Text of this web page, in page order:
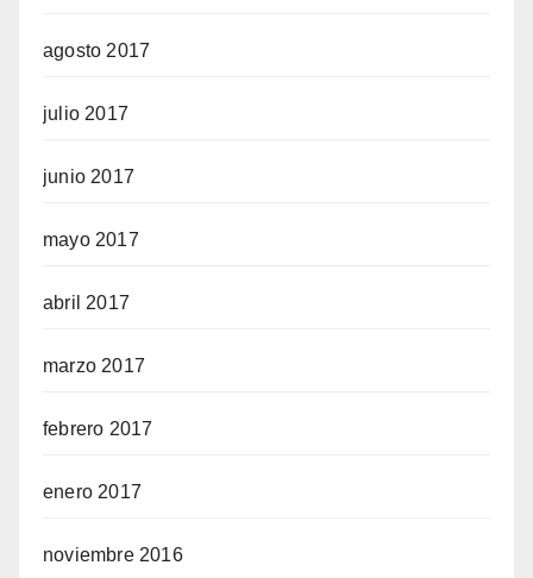
agosto 2017
julio 2017
junio 2017
mayo 2017
abril 2017
marzo 2017
febrero 2017
enero 2017
noviembre 2016